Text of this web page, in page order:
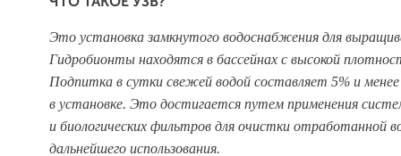
Это установка замкнутого водоснабжения для
Гидробионты находятся в бассейнах с высокой
Подпитка в сутки свежей водой составляет 5% и
в установке. Это достигается путем применения
и биологических фильтров для очистки отработанной
дальнейшего использования.